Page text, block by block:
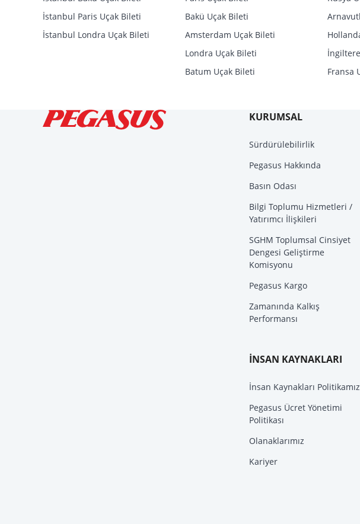
İstanbul Paris Uçak Bileti
İstanbul Londra Uçak Bileti
Bakü Uçak Bileti
Amsterdam Uçak Bileti
Londra Uçak Bileti
Batum Uçak Bileti
Fransa
KURUMSAL
Sürdürülebilirlik
Pegasus Hakkında
Basın Odası
Bilgi Toplumu Hizmetleri /
Yatırımcı İlişkileri
SGHM Toplumsal Cinsiyet
Dengesi Geliştirme
Komisyonu
Pegasus Kargo
Zamanında Kalkış
Performansı
İNSAN KAYNAKLARI
İnsan Kaynakları Politikamız
Pegasus Ücret Yönetimi
Politikası
Olanaklarımız
Kariyer